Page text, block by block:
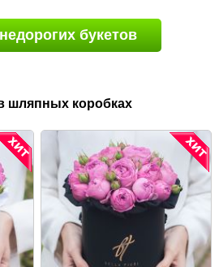
букетов
шляпных коробках